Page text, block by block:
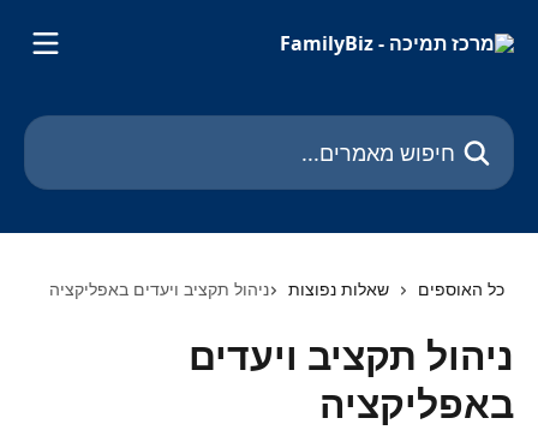
חיפוש מאמרים...
כל האוספים שאלות נפוצות ניהול תקציב ויעדים באפליקציה
ניהול תקציב ויעדים
באפליקציה